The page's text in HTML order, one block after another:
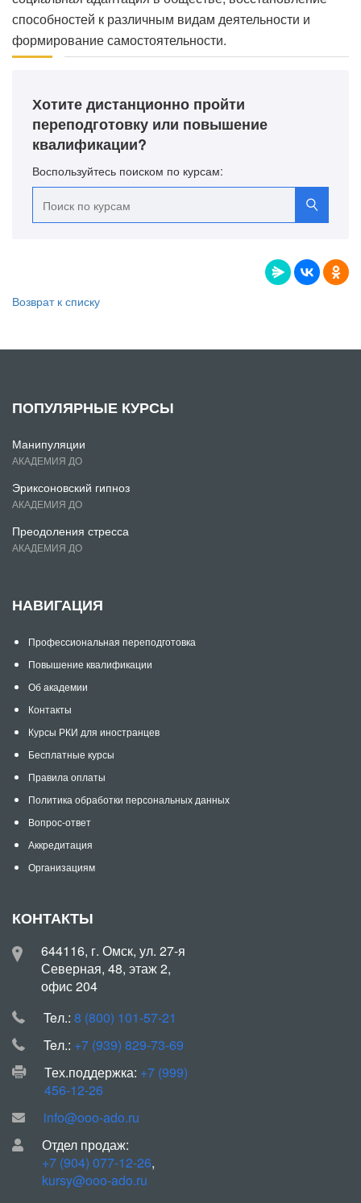
способностей к различным видам деятельности и
формирование самостоятельности.
Хотите дистанционно пройти
переподготовку или повышение
квалификации?
Воспользуйтесь поиском по курсам:
Возврат к списку
ПОПУЛЯРНЫЕ КУРСЫ
Манипуляции
АКАДЕМИЯ ДО
Эриксоновский гипноз
АКАДЕМИЯ ДО
Преодоления стресса
АКАДЕМИЯ ДО
НАВИГАЦИЯ
Профессиональная переподготовка
Повышение квалификации
Об академии
Контакты
Курсы РКИ для иностранцев
Бесплатные курсы
Правила оплаты
Политика обработки персональных данных
Вопрос-ответ
Аккредитация
Организациям
КОНТАКТЫ
644116, г. Омск, ул. 27-я
Северная, 48, этаж 2,
офис 204
Teл.: 8 (800) 101-57-21
Teл.: +7 (939) 829-73-69
Тех.поддержка: +7 (999)
456-12-26
info@ooo-ado.ru
Отдел продаж:
+7 (904) 077-12-26,
kursy@ooo-ado.ru